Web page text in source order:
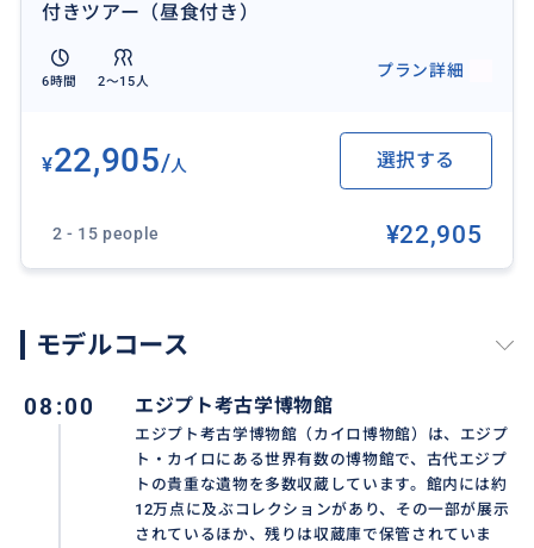
エジプトの歴史と文化を満喫できる1日ツアーです。エ
ジプト考古学博物館では、ファラオ時代の秘宝やミイ
ロを訪れ、ハンギング教会や聖セルギウス教会などの
歴史的なコプト教会を見学します。地元レストランで
リ・モスク（アラバスター・モスク）を訪問。最後
に、色鮮やかな布製品や香辛料、お土産品が並ぶ活気
ジプトの歴史、宗教、文化を一度に体験できる充実し
たツアーです。
付きツアー（昼食付き）
6時間 2〜15人
プラン詳細
¥22,905/人 選択する
2 - 15 people ¥22,905
モデルコース
08:00 エジプト考古学博物館
エジプト考古学博物館（カイロ博物館）は、エジプ
ト・カイロにある世界有数の博物館で、古代エジプ
トの貴重な遺物を多数収蔵しています。館内には約
12万点に及ぶコレクションがあり、その一部が展示
されているほか、残りは収蔵庫で保管されていま